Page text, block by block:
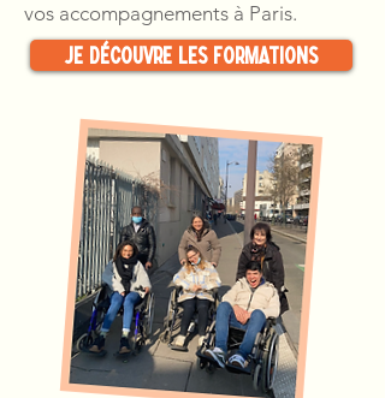
vos accompagnements à Paris.
Je découvre les formations